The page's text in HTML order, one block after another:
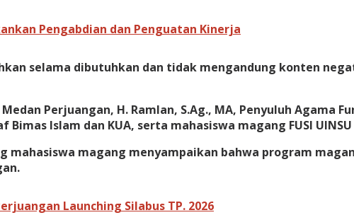
Pengabdian dan Penguatan Kinerja
selama dibutuhkan dan tidak mengandung konten
Perjuangan, H. Ramlan, S.Ag., MA, Penyuluh Agama
Islam dan KUA, serta mahasiswa magang FUSI
mahasiswa magang menyampaikan bahwa program
Launching Silabus TP. 2026